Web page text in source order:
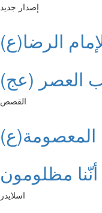
إصدار جديد
الرضا(ع)
القصص
المعصومة(ع)
أنّنا مظلومون
اسلايدر